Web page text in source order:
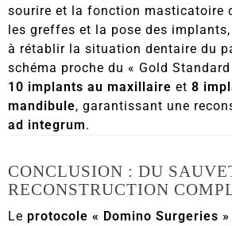
sourire et la fonction masticatoire
les greffes et la pose des
à rétablir la situation dentaire du
schéma proche du « Gold
10 implants au maxillaire et 8
mandibule, garantissant une
ad integrum.
CONCLUSION : DU
RECONSTRUCTION
Le protocole « Domino Surgeries »